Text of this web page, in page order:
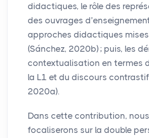
didactiques, le rôle des
des ouvrages
approches didactiques
(Sánchez, 2020b) ; puis, les
contextualisation en termes
la L1 et du discours contrastif
2020a).
Dans cette contribution,
focaliserons sur la double